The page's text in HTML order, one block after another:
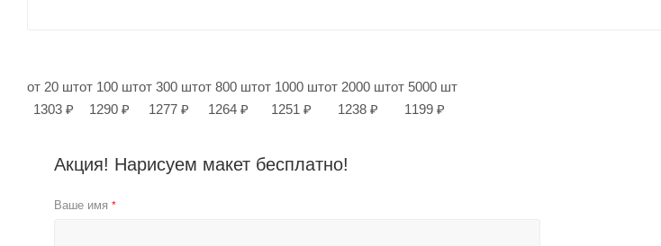
от 20 шт
1303 ₽
от 100 шт
1290 ₽
от 300 шт
1277 ₽
от 800 шт
1264 ₽
от 1000 шт
1251 ₽
от 2000 шт
1238 ₽
от 5000 шт
1199 ₽
Акция! Нарисуем макет бесплатно!
Ваше имя *